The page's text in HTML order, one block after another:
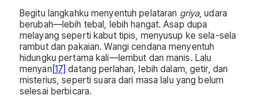
Begitu langkahku menyentuh pelataran griya, udara
berubah—lebih tebal, lebih hangat. Asap dupa
melayang seperti kabut tipis, menyusup ke sela-sela
rambut dan pakaian. Wangi cendana menyentuh
hidungku pertama kali—lembut dan manis. Lalu
menyan [17] datang perlahan, lebih dalam, getir, dan
misterius, seperti suara dari masa lalu yang belum
selesai berbicara.